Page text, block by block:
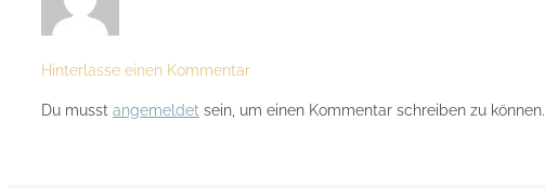
Hinterlasse einen Kommentar
Du musst angemeldet sein, um einen Kommentar schreiben zu können.